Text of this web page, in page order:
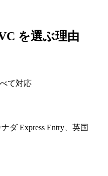
を選ぶ理由
て対応
ダ Express Entry、英国